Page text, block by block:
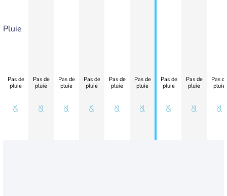
Pluie
Pas de
pluie
Pas de
pluie
Pas de
pluie
Pas de
pluie
Pas de
pluie
Pas de
pluie
Pas de
pluie
Pas de
pluie
Pas
pluie